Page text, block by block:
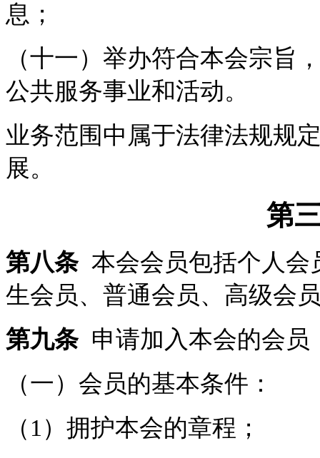
息；
（十一）举办符合本会宗旨
公共服务事业和活动。
业务范围中属于法律法规规
展。
第
第八条本会会员包括个人会
生会员、普通会员、高级会
第九条申请加入本会的会员
（一）会员的基本条件：
（1）拥护本会的章程；